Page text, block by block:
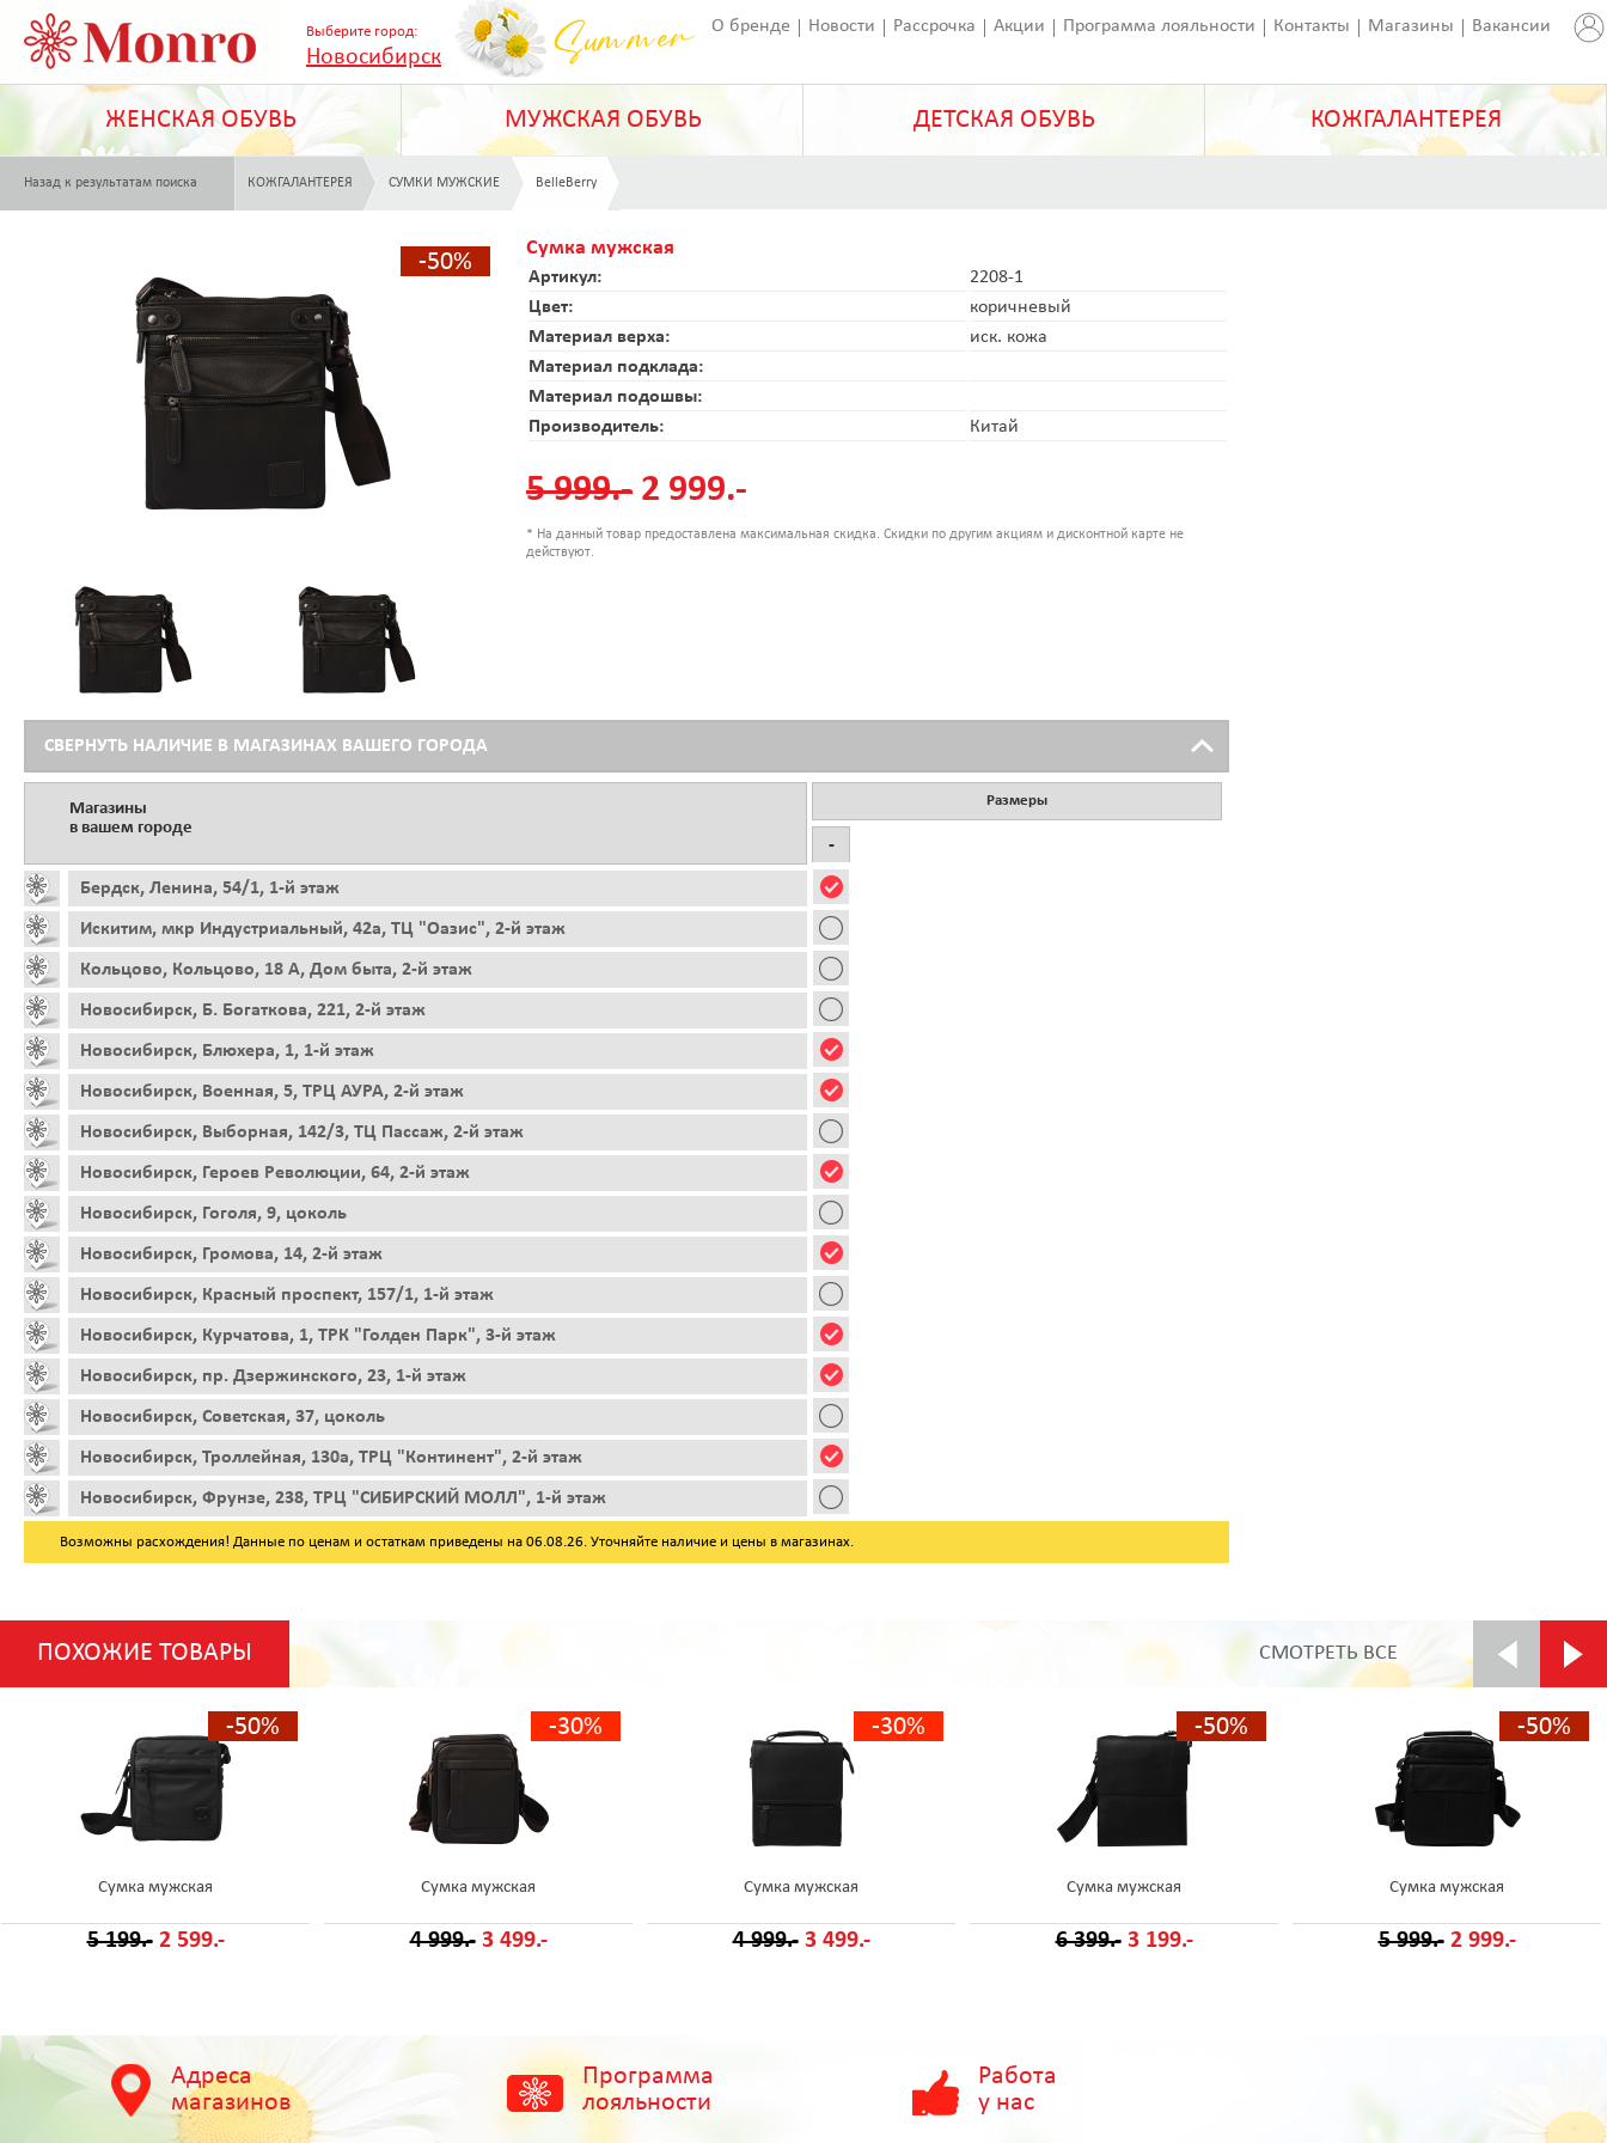
Выберите город:
Новосибирск
О бренде Новости Рассрочка Акции Программа лояльности Контакты Магазины Вакансии
ЖЕНСКАЯ ОБУВЬ МУЖСКАЯ ОБУВЬ ДЕТСКАЯ ОБУВЬ КОЖГАЛАНТЕРЕЯ
Назад к результатам поиска КОЖГАЛАНТЕРЕЯ СУМКИ МУЖСКИЕ BelleBerry
-50%
Сумка мужская
Артикул:
2208-1
Цвет:
коричневый
Материал верха:
иск. кожа
Материал подклада:
Материал подошвы:
Производитель:
Китай
5 999.- 2 999.-
* На данный товар предоставлена максимальная скидка. Скидки по другим акциям и дисконтной карте не
действуют.
СВЕРНУТЬ НАЛИЧИЕ В МАГАЗИНАХ ВАШЕГО ГОРОДА
Магазины
в вашем городе
Бердск, Ленина, 54/1, 1-й этаж
Искитим, мкр Индустриальный, 42а, ТЦ "Оазис", 2-й этаж
Кольцово, Кольцово, 18 А, Дом быта, 2-й этаж
Новосибирск, Б. Богаткова, 221, 2-й этаж
Новосибирск, Блюхера, 1, 1-й этаж
Новосибирск, Военная, 5, ТРЦ АУРА, 2-й этаж
Новосибирск, Выборная, 142/3, ТЦ Пассаж, 2-й этаж
Новосибирск, Героев Революции, 64, 2-й этаж
Новосибирск, Гоголя, 9, цоколь
Новосибирск, Громова, 14, 2-й этаж
Новосибирск, Красный проспект, 157/1, 1-й этаж
Новосибирск, Курчатова, 1, ТРК "Голден Парк", 3-й этаж
Новосибирск, пр. Дзержинского, 23, 1-й этаж
Новосибирск, Советская, 37, цоколь
Новосибирск, Троллейная, 130а, ТРЦ "Континент", 2-й этаж
Новосибирск, Фрунзе, 238, ТРЦ "СИБИРСКИЙ МОЛЛ", 1-й этаж
Размеры
-
Возможны расхождения! Данные по ценам и остаткам приведены на 06.08.26. Уточняйте наличие и цены в магазинах.
ПОХОЖИЕ ТОВАРЫ СМОТРЕТЬ ВСЕ
-50%
Сумка мужская
5 199.- 2 599.-
-30%
Сумка мужская
4 999.- 3 499.-
-30%
Сумка мужская
4 999.- 3 499.-
-50%
Сумка мужская
6 399.- 3 199.-
-50%
Сумка мужская
5 999.- 2 999.-
Адреса
магазинов
Программа
лояльности
Работа
у нас